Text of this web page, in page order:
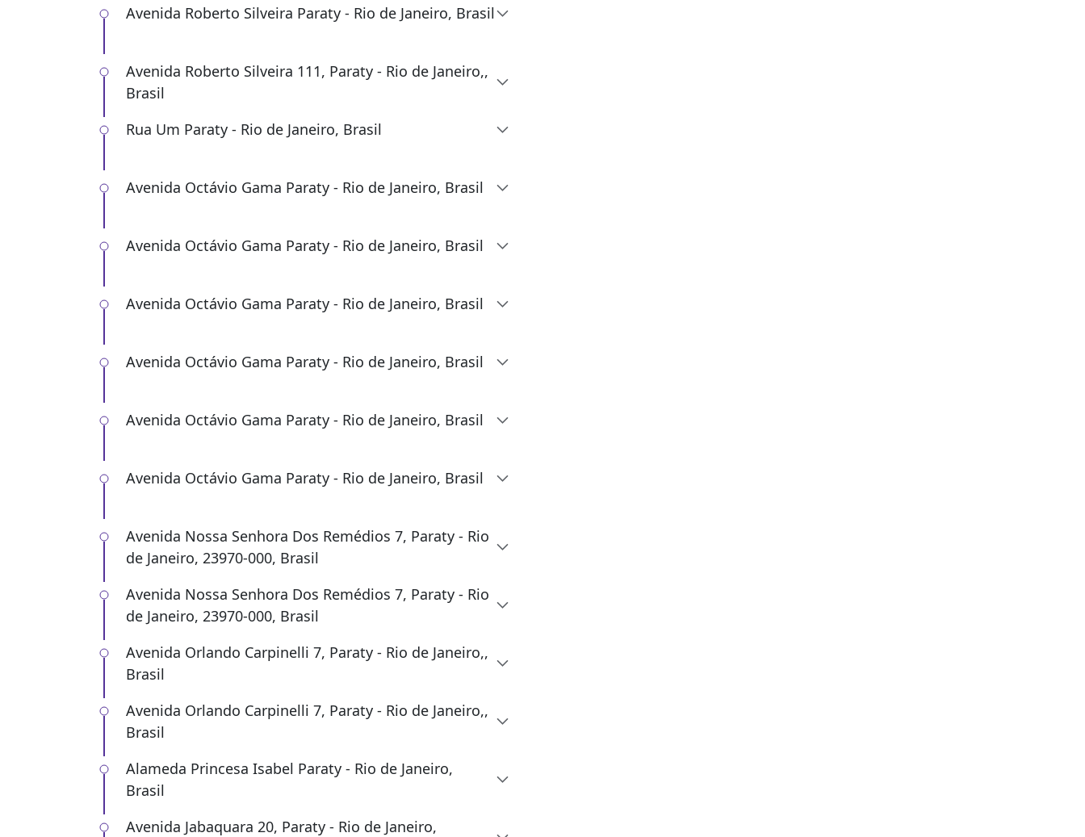
Avenida Roberto Silveira Paraty - Rio de Janeiro, Brasil
Avenida Roberto Silveira 111, Paraty - Rio de Janeiro,,
Brasil
Rua Um Paraty - Rio de Janeiro, Brasil
Avenida Octávio Gama Paraty - Rio de Janeiro, Brasil
Avenida Octávio Gama Paraty - Rio de Janeiro, Brasil
Avenida Octávio Gama Paraty - Rio de Janeiro, Brasil
Avenida Octávio Gama Paraty - Rio de Janeiro, Brasil
Avenida Octávio Gama Paraty - Rio de Janeiro, Brasil
Avenida Octávio Gama Paraty - Rio de Janeiro, Brasil
Avenida Nossa Senhora Dos Remédios 7, Paraty - Rio
de Janeiro, 23970-000, Brasil
Avenida Nossa Senhora Dos Remédios 7, Paraty - Rio
de Janeiro, 23970-000, Brasil
Avenida Orlando Carpinelli 7, Paraty - Rio de Janeiro,,
Brasil
Avenida Orlando Carpinelli 7, Paraty - Rio de Janeiro,,
Brasil
Alameda Princesa Isabel Paraty - Rio de Janeiro,
Brasil
Avenida Jabaquara 20, Paraty - Rio de Janeiro,